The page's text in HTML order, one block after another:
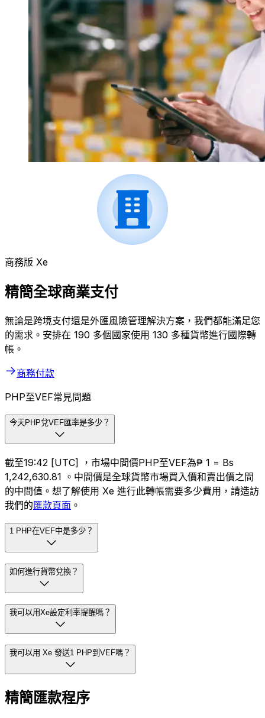
商務版 Xe
精簡全球商業支付
無論是跨境支付還是外匯風險管理解決方案，我們都能滿足您
的需求。安排在 190 多個國家使用 130 多種貨幣進行國際轉
帳。
商務付款
PHP至VEF常見問題
今天PHP兌VEF匯率是多少？
截至19:42 [UTC] ，市場中間價PHP至VEF為₱ 1 = Bs
1,242,630.81 。中間價是全球貨幣市場買入價和賣出價之間
的中間值。想了解使用 Xe 進行此轉帳需要多少費用，請造訪
我們的匯款頁面 。
1 PHP在VEF中是多少？
如何進行貨幣兌換？
我可以用Xe設定利率提醒嗎？
我可以用 Xe 發送1 PHP到VEF嗎？
精簡匯款程序